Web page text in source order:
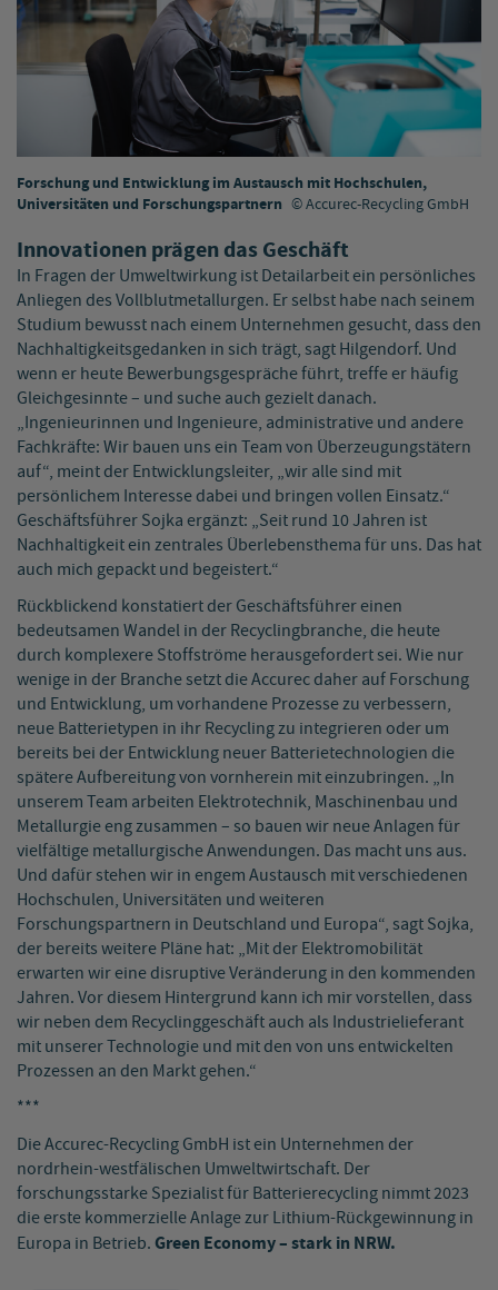
Forschung und Entwicklung im Austausch mit Hochschulen,
Universitäten und Forschungspartnern
Accurec-Recycling GmbH
Innovationen prägen das Geschäft
In Fragen der Umweltwirkung ist Detailarbeit ein persönliches
Anliegen des Vollblutmetallurgen. Er selbst habe nach seinem
Studium bewusst nach einem Unternehmen gesucht, dass den
Nachhaltigkeitsgedanken in sich trägt, sagt Hilgendorf. Und
wenn er heute Bewerbungsgespräche führt, treffe er häufig
Gleichgesinnte – und suche auch gezielt danach.
„Ingenieurinnen und Ingenieure, administrative und andere
Fachkräfte: Wir bauen uns ein Team von Überzeugungstätern
auf“, meint der Entwicklungsleiter, „wir alle sind mit
persönlichem Interesse dabei und bringen vollen Einsatz.“
Geschäftsführer Sojka ergänzt: „Seit rund 10 Jahren ist
Nachhaltigkeit ein zentrales Überlebensthema für uns. Das hat
auch mich gepackt und begeistert.“
Rückblickend konstatiert der Geschäftsführer einen
bedeutsamen Wandel in der Recyclingbranche, die heute
durch komplexere Stoffströme herausgefordert sei. Wie nur
wenige in der Branche setzt die Accurec daher auf Forschung
und Entwicklung, um vorhandene Prozesse zu verbessern,
neue Batterietypen in ihr Recycling zu integrieren oder um
bereits bei der Entwicklung neuer Batterietechnologien die
spätere Aufbereitung von vornherein mit einzubringen. „In
unserem Team arbeiten Elektrotechnik, Maschinenbau und
Metallurgie eng zusammen – so bauen wir neue Anlagen für
vielfältige metallurgische Anwendungen. Das macht uns aus.
Und dafür stehen wir in engem Austausch mit verschiedenen
Hochschulen, Universitäten und weiteren
Forschungspartnern in Deutschland und Europa“, sagt Sojka,
der bereits weitere Pläne hat: „Mit der Elektromobilität
erwarten wir eine disruptive Veränderung in den kommenden
Jahren. Vor diesem Hintergrund kann ich mir vorstellen, dass
wir neben dem Recyclinggeschäft auch als Industrielieferant
mit unserer Technologie und mit den von uns entwickelten
Prozessen an den Markt gehen.“
***
Die Accurec-Recycling GmbH ist ein Unternehmen der
nordrhein-westfälischen Umweltwirtschaft. Der
forschungsstarke Spezialist für Batterierecycling nimmt 2023
die erste kommerzielle Anlage zur Lithium-Rückgewinnung in
Europa in Betrieb.Green Economy – stark in NRW.